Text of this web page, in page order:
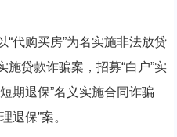
购买房”为名实施非法放贷
贷款诈骗案，招募“白户”实
期退保”名义实施合同诈骗
退保”案。